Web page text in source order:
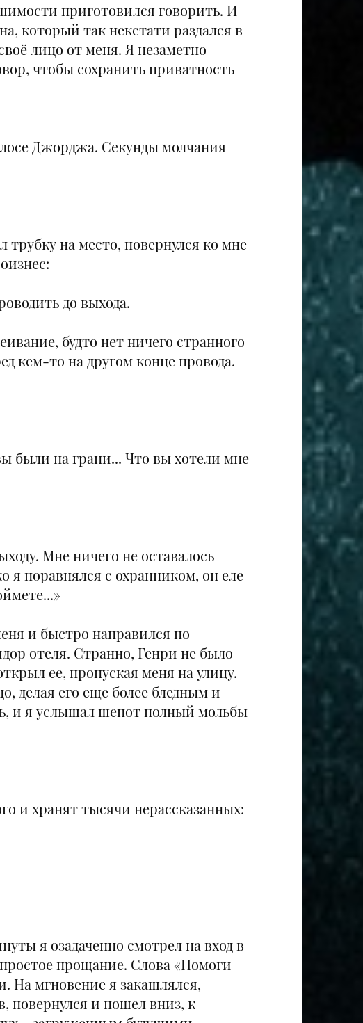
приготовился говорить. И
который так некстати раздался в
лицо от меня. Я незаметно
чтобы сохранить приватность
Джорджа. Секунды молчания
на место, повернулся ко мне
до выхода.
будто нет ничего странного
кем-то на другом конце провода.
были на грани... Что вы хотели мне
Мне ничего не оставалось
я поравнялся с охранником, он еле
и быстро направился по
отеля. Странно, Генри не было
ее, пропуская меня на улицу.
делая его еще более бледным и
и я услышал шепот полный мольбы
и хранят тысячи нерассказанных:
я озадаченно смотрел на вход в
прощание. Слова «Помоги
На мгновение я закашлялся,
повернулся и пошел вниз, к